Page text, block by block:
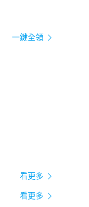
一鍵全領
看更多
看更多